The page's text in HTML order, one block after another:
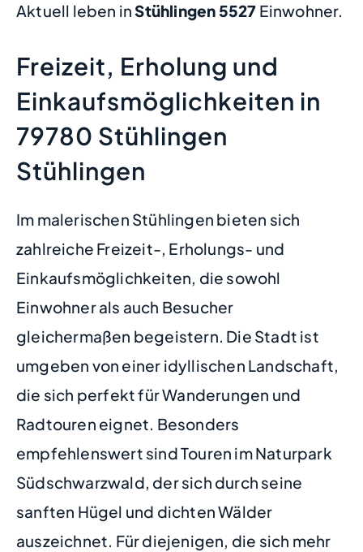
Aktuell leben inStühlingen5527 Einwohner.
Freizeit, Erholung und
Einkaufsmöglichkeiten in
79780 Stühlingen
Stühlingen
Im malerischen Stühlingen bieten sich
zahlreiche Freizeit-, Erholungs- und
Einkaufsmöglichkeiten, die sowohl
Einwohner als auch Besucher
gleichermaßen begeistern. Die Stadt ist
umgeben von einer idyllischen Landschaft,
die sich perfekt für Wanderungen und
Radtouren eignet. Besonders
empfehlenswert sind Touren im Naturpark
Südschwarzwald, der sich durch seine
sanften Hügel und dichten Wälder
auszeichnet. Für diejenigen, die sich mehr